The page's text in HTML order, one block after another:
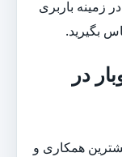
زمینه باربری
بگیرید.
در
همکاری و